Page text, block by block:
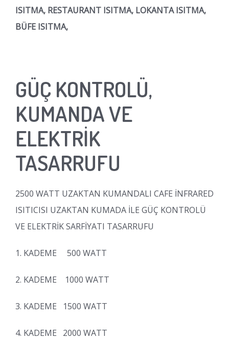
ISITMA, RESTAURANT ISITMA, LOKANTA ISITMA,
BÜFE ISITMA,
GÜÇ KONTROLÜ,
KUMANDA VE
ELEKTRİK
TASARRUFU
2500 WATT UZAKTAN KUMANDALI CAFE İNFRARED
ISITICISI UZAKTAN KUMADA İLE GÜÇ KONTROLÜ
VE ELEKTRİK SARFİYATI TASARRUFU
1. KADEME 500 WATT
2. KADEME 1000 WATT
3. KADEME 1500 WATT
4. KADEME 2000 WATT